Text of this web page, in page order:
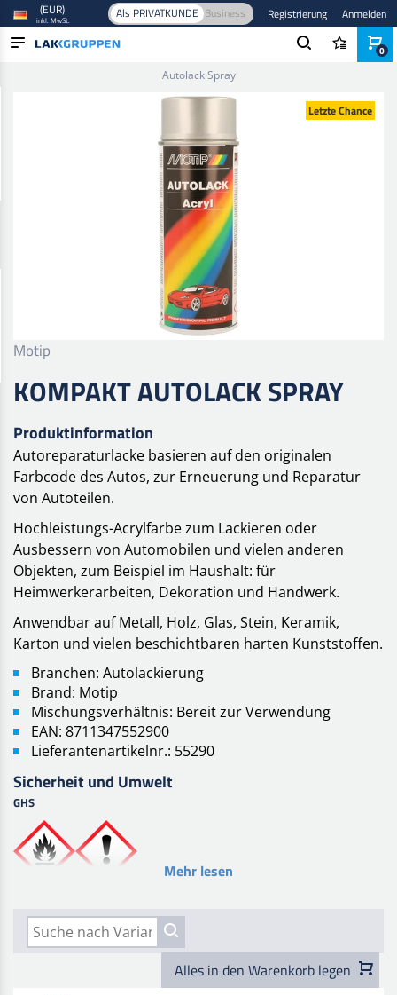
(EUR)
inkl. MwSt. Als PRIVATKUNDE Business Registrierung Anmelden
Autolack Spray
Letzte Chance
Motip
KOMPAKT AUTOLACK SPRAY
Produktinformation
Autoreparaturlacke basieren auf den originalen
Farbcode des Autos, zur Erneuerung und Reparatur
von Autoteilen.
Hochleistungs-Acrylfarbe zum Lackieren oder
Ausbessern von Automobilen und vielen anderen
Objekten, zum Beispiel im Haushalt: für
Heimwerkerarbeiten, Dekoration und Handwerk.
Anwendbar auf Metall, Holz, Glas, Stein, Keramik,
Karton und vielen beschichtbaren harten Kunststoffen.
Branchen: Autolackierung
Brand: Motip
Mischungsverhältnis: Bereit zur Verwendung
EAN: 8711347552900
Lieferantenartikelnr.: 55290
Sicherheit und Umwelt
GHS
Mehr lesen
Alles in den Warenkorb legen
0